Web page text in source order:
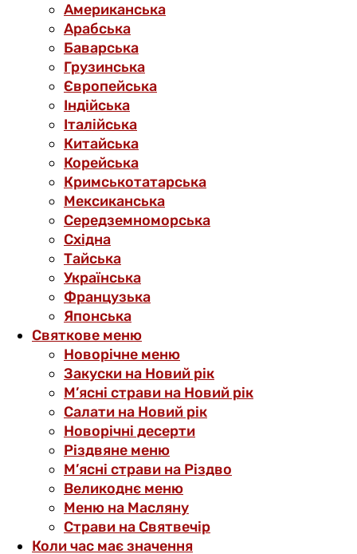
Американська
Арабська
Баварська
Грузинська
Європейська
Індійська
Італійська
Китайська
Корейська
Кримськотатарська
Мексиканська
Середземноморська
Східна
Тайська
Українська
Французька
Японська
Святкове меню
Новорічне меню
Закуски на Новий рік
М’ясні страви на Новий рік
Салати на Новий рік
Новорічні десерти
Різдвяне меню
М’ясні страви на Різдво
Великоднє меню
Меню на Масляну
Страви на Святвечір
Коли час має значення